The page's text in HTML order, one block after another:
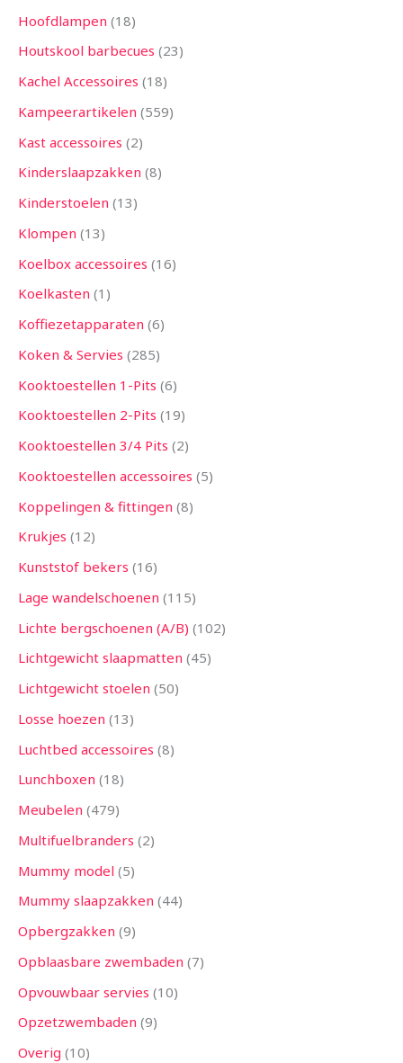
Hoofdlampen 18
Houtskool barbecues 23
Kachel Accessoires 18
Kampeerartikelen 559
Kast accessoires 2
Kinderslaapzakken 8
Kinderstoelen 13
Klompen 13
Koelbox accessoires 16
Koelkasten 1
Koffiezetapparaten 6
Koken & Servies 285
Kooktoestellen 1-Pits 6
Kooktoestellen 2-Pits 19
Kooktoestellen 3/4 Pits 2
Kooktoestellen accessoires 5
Koppelingen & fittingen 8
Krukjes 12
Kunststof bekers 16
Lage wandelschoenen 115
Lichte bergschoenen (A/B) 102
Lichtgewicht slaapmatten 45
Lichtgewicht stoelen 50
Losse hoezen 13
Luchtbed accessoires 8
Lunchboxen 18
Meubelen 479
Multifuelbranders 2
Mummy model 5
Mummy slaapzakken 44
Opbergzakken 9
Opblaasbare zwembaden 7
Opvouwbaar servies 10
Opzetzwembaden 9
Overig 10